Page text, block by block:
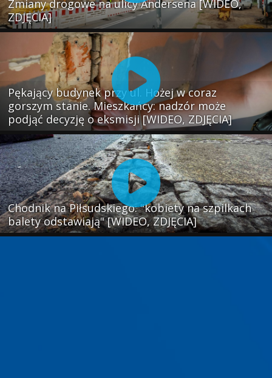
Zmiany drogowe na ulicy Andersena [WIDEO,
ZDJĘCIA]
Pękający budynek przy ul. Hożej w coraz
gorszym stanie. Mieszkańcy: nadzór może
podjąć decyzję o eksmisji [WIDEO, ZDJĘCIA]
Chodnik na Piłsudskiego: "kobiety na szpilkach
balety odstawiają" [WIDEO, ZDJĘCIA]